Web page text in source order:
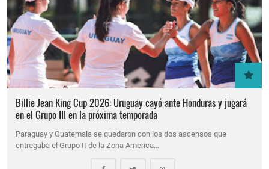
Billie Jean King Cup 2026: Uruguay cayó ante Honduras y jugará
en el Grupo III en la próxima temporada
Paraguay y Guatemala se quedaron con los dos ascensos que
entregaba el Grupo II de la Zona America…